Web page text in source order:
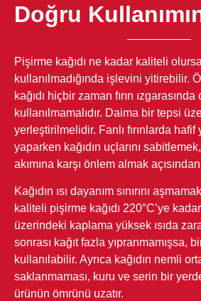
Doğru
Pişirme kağıdı ne kadar kaliteli
kullanılmadığında işlevini yitirebilir.
kağıdı hiçbir zaman fırın
kullanılmamalıdır. Daima bir tepsi
yerleştirilmelidir. Fanlı fırınlarda
yaparken kağıdın uçlarını
akımına karşı önlem almak
Kağıdın ısı dayanım sınırını
kaliteli pişirme kağıdı 220°C’ye
üzerindeki kaplama yüksek ısıda
sonrası kağıt fazla yıpranmamışsa,
kullanılabilir. Ayrıca kağıdın nemli
saklanmaması, kuru ve serin bir
ürünün ömrünü uzatır.